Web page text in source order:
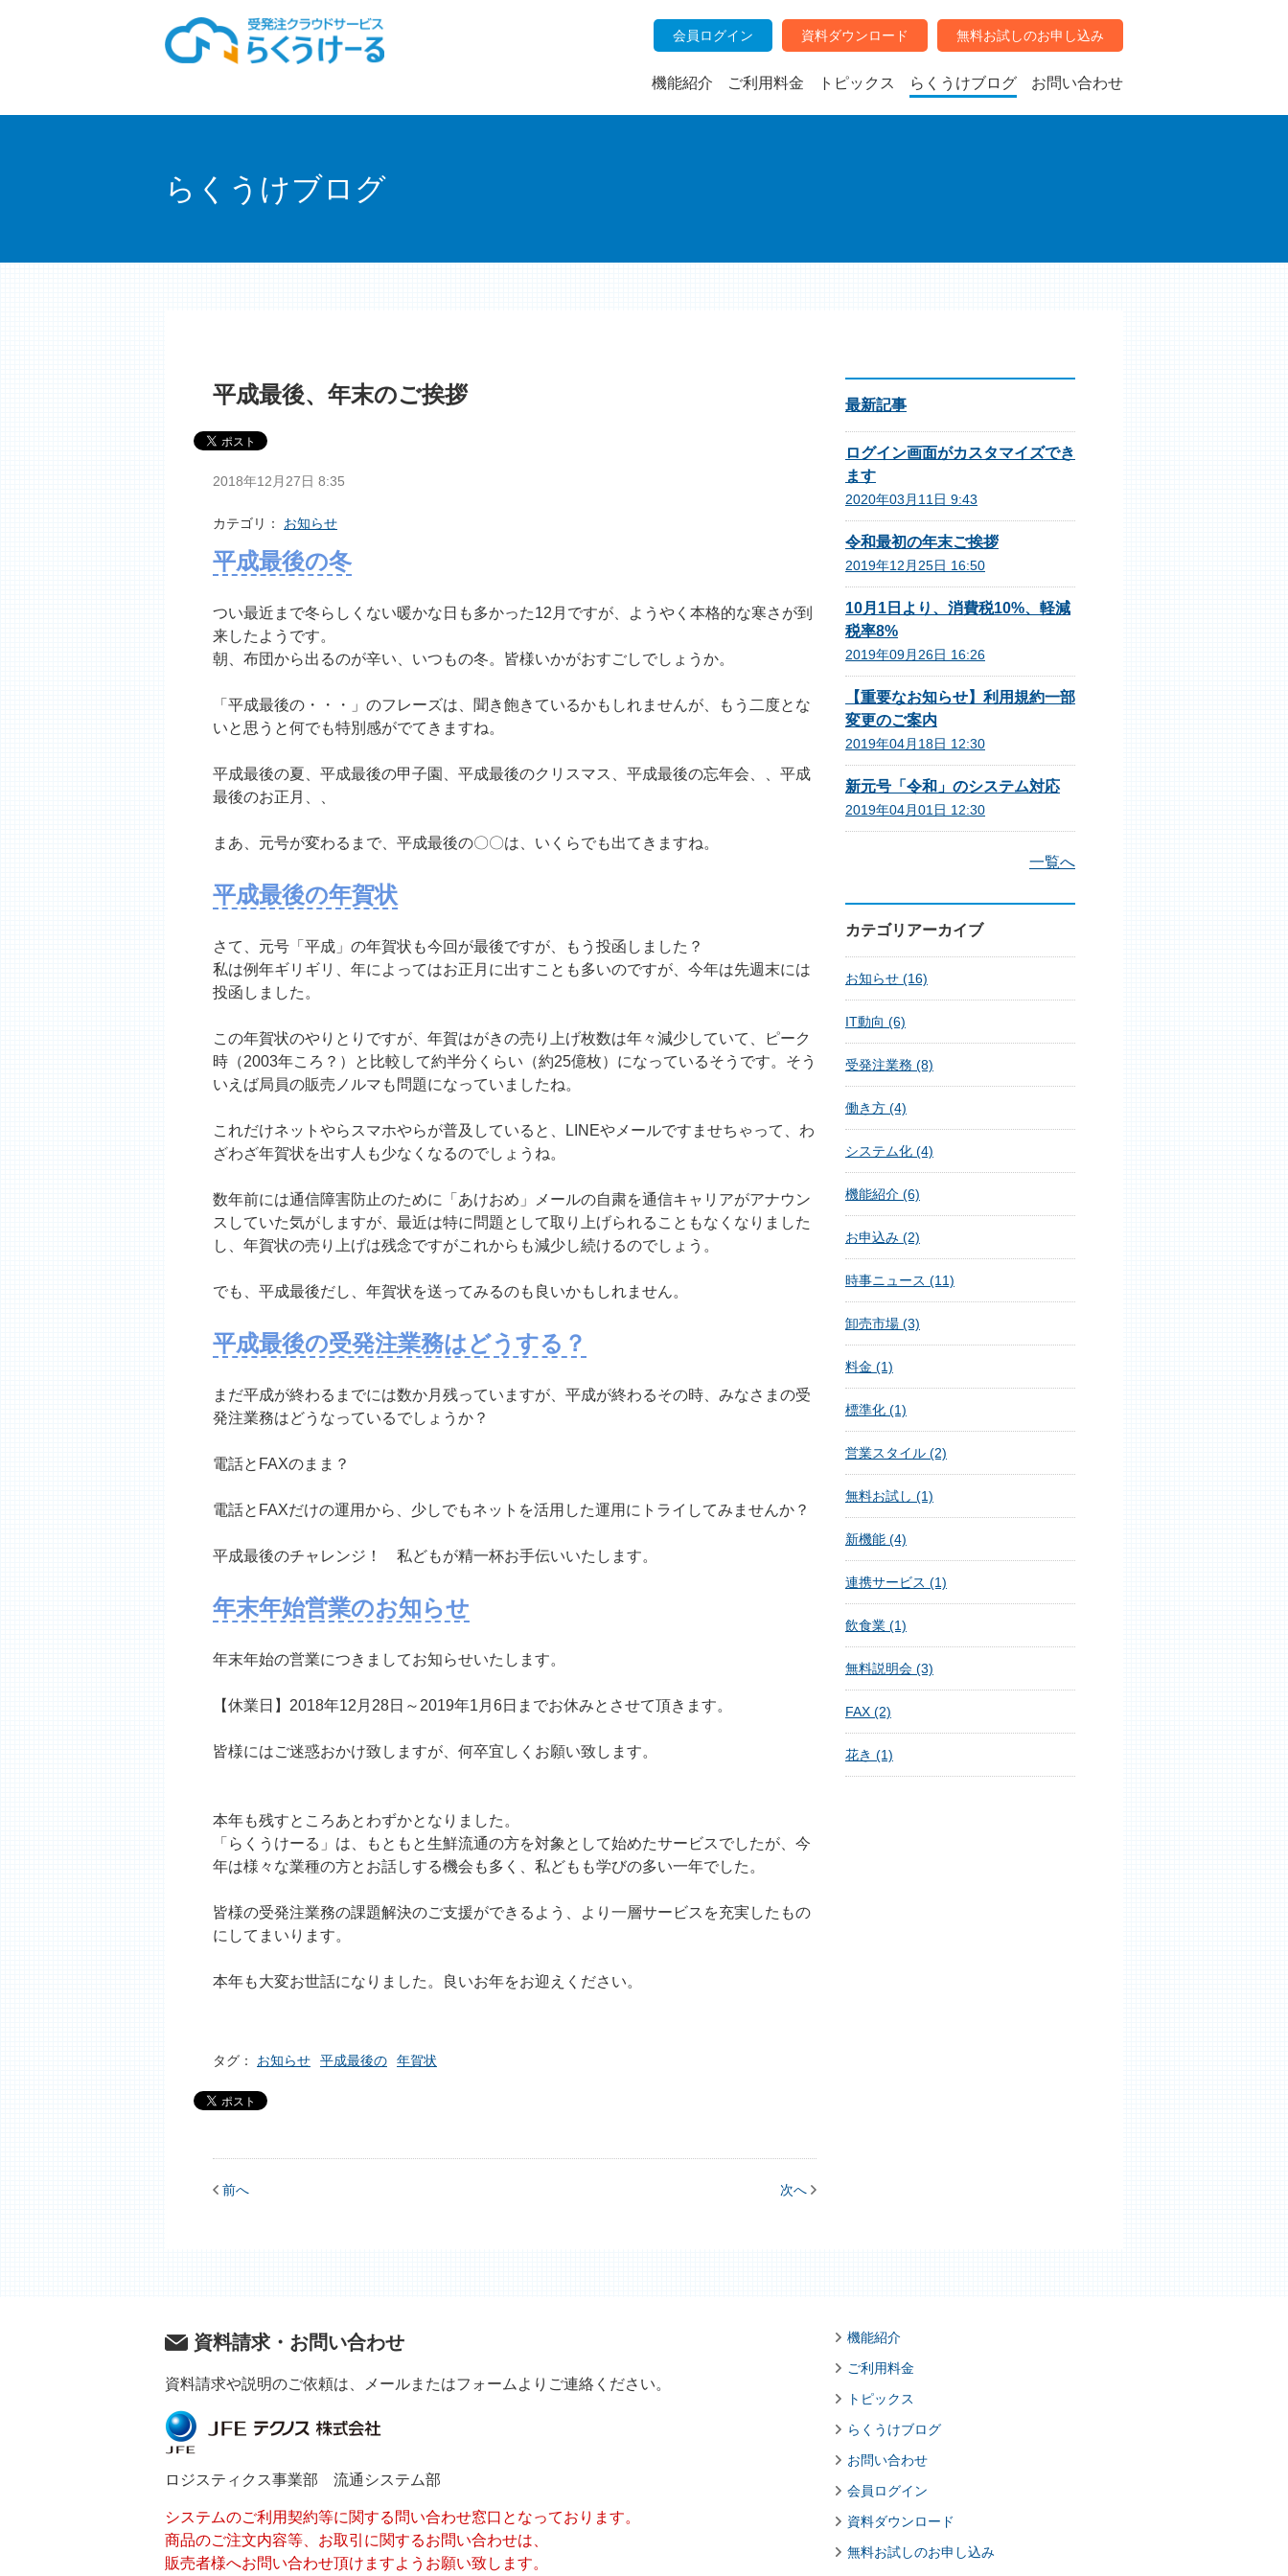
機能紹介 ご利用料金 トピックス らくうけブログ お問い合わせ
会員ログイン 資料ダウンロード 無料お試しのお申し込み
らくうけブログ
平成最後、年末のご挨拶
2018年12月27日 8:35
カテゴリ： お知らせ
平成最後の冬
つい最近まで冬らしくない暖かな日も多かった12月ですが、ようやく本格的な寒さが到
来したようです。
朝、布団から出るのが辛い、いつもの冬。皆様いかがおすごしでしょうか。
「平成最後の・・・」のフレーズは、聞き飽きているかもしれませんが、もう二度とな
いと思うと何でも特別感がでてきますね。
平成最後の夏、平成最後の甲子園、平成最後のクリスマス、平成最後の忘年会、、平成
最後のお正月、、
まあ、元号が変わるまで、平成最後の〇〇は、いくらでも出てきますね。
平成最後の年賀状
さて、元号「平成」の年賀状も今回が最後ですが、もう投函しました？
私は例年ギリギリ、年によってはお正月に出すことも多いのですが、今年は先週末には
投函しました。
この年賀状のやりとりですが、年賀はがきの売り上げ枚数は年々減少していて、ピーク
時（2003年ころ？）と比較して約半分くらい（約25億枚）になっているそうです。そう
いえば局員の販売ノルマも問題になっていましたね。
これだけネットやらスマホやらが普及していると、LINEやメールですませちゃって、わ
ざわざ年賀状を出す人も少なくなるのでしょうね。
数年前には通信障害防止のために「あけおめ」メールの自粛を通信キャリアがアナウン
スしていた気がしますが、最近は特に問題として取り上げられることもなくなりました
し、年賀状の売り上げは残念ですがこれからも減少し続けるのでしょう。
でも、平成最後だし、年賀状を送ってみるのも良いかもしれません。
平成最後の受発注業務はどうする？
まだ平成が終わるまでには数か月残っていますが、平成が終わるその時、みなさまの受
発注業務はどうなっているでしょうか？
電話とFAXのまま？
電話とFAXだけの運用から、少しでもネットを活用した運用にトライしてみませんか？
平成最後のチャレンジ！ 私どもが精一杯お手伝いいたします。
年末年始営業のお知らせ
年末年始の営業につきましてお知らせいたします。
【休業日】2018年12月28日～2019年1月6日までお休みとさせて頂きます。
皆様にはご迷惑おかけ致しますが、何卒宜しくお願い致します。
本年も残すところあとわずかとなりました。
「らくうけーる」は、もともと生鮮流通の方を対象として始めたサービスでしたが、今
年は様々な業種の方とお話しする機会も多く、私どもも学びの多い一年でした。
皆様の受発注業務の課題解決のご支援ができるよう、より一層サービスを充実したもの
にしてまいります。
本年も大変お世話になりました。良いお年をお迎えください。
タグ： お知らせ 平成最後の 年賀状
前へ 次へ
最新記事
ログイン画面がカスタマイズでき
ます
2020年03月11日 9:43
令和最初の年末ご挨拶
2019年12月25日 16:50
10月1日より、消費税10%、軽減
税率8%
2019年09月26日 16:26
【重要なお知らせ】利用規約一部
変更のご案内
2019年04月18日 12:30
新元号「令和」のシステム対応
2019年04月01日 12:30
一覧へ
カテゴリアーカイブ
お知らせ (16)
IT動向 (6)
受発注業務 (8)
働き方 (4)
システム化 (4)
機能紹介 (6)
お申込み (2)
時事ニュース (11)
卸売市場 (3)
料金 (1)
標準化 (1)
営業スタイル (2)
無料お試し (1)
新機能 (4)
連携サービス (1)
飲食業 (1)
無料説明会 (3)
FAX (2)
花き (1)
資料請求・お問い合わせ
資料請求や説明のご依頼は、メールまたはフォームよりご連絡ください。
ロジスティクス事業部 流通システム部
システムのご利用契約等に関する問い合わせ窓口となっております。
商品のご注文内容等、お取引に関するお問い合わせは、
販売者様へお問い合わせ頂けますようお願い致します。
機能紹介
ご利用料金
トピックス
らくうけブログ
お問い合わせ
会員ログイン
資料ダウンロード
無料お試しのお申し込み